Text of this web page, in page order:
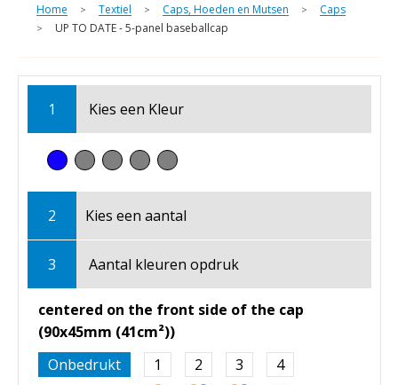
Home > Textiel > Caps, Hoeden en Mutsen > Caps
> UP TO DATE - 5-panel baseballcap
1 Kies een Kleur
2 Kies een aantal
3 Aantal kleuren opdruk
centered on the front side of the cap
(90x45mm (41cm²))
Onbedrukt
1 2 3 4